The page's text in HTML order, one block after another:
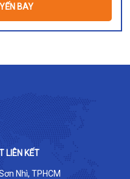
BAY
LIÊN KẾT
Nhì, TPHCM